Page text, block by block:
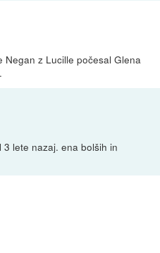
z Lucille počesal Glena
lete nazaj. ena bolših in